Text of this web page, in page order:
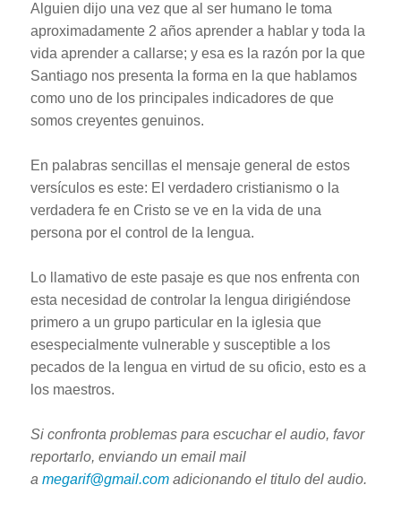
Alguien dijo una vez que al ser humano le toma
aproximadamente 2 años aprender a hablar y toda la
vida aprender a callarse; y esa es la razón por la que
Santiago nos presenta la forma en la que hablamos
como uno de los principales indicadores de que
somos creyentes genuinos.
En palabras sencillas el mensaje general de estos
versículos es este: El verdadero cristianismo o la
verdadera fe en Cristo se ve en la vida de una
persona por el control de la lengua.
Lo llamativo de este pasaje es que nos enfrenta con
esta necesidad de controlar la lengua dirigiéndose
primero a un grupo particular en la iglesia que
esespecialmente vulnerable y susceptible a los
pecados de la lengua en virtud de su oficio, esto es a
los maestros.
Si confronta problemas para escuchar el audio, favor
reportarlo, enviando un email mail
a megarif@gmail.com adicionando el titulo del audio.